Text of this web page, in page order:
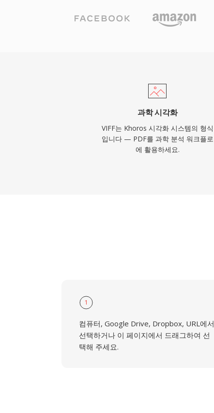
과학 시각화
VIFF는 Khoros 시각화 시스템의 형식
입니다 — PDF를 과학 분석 워크플로
에 활용하세요.
1
컴퓨터, Google Drive, Dropbox, URL에서
선택하거나 이 페이지에서 드래그하여 선
택해 주세요.